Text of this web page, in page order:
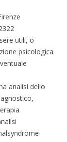
utili, o
psicologica
analisi dello